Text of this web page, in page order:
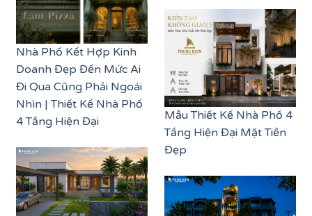
Nhà Phố Kết Hợp Kinh
Doanh Đẹp Đến Mức Ai
Đi Qua Cũng Phải Ngoái
Nhìn | Thiết Kế Nhà Phố
4 Tầng Hiện Đại
Mẫu Thiết Kế Nhà Phố 4
Tầng Hiện Đại Mặt Tiền
Đẹp